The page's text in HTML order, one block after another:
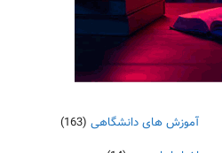
آموزش های دانشگاهی (163)